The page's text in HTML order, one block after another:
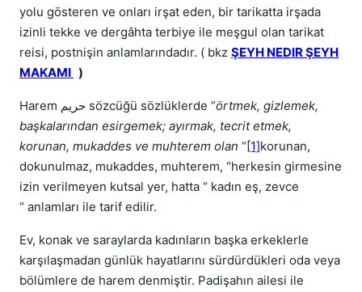
yolu gösteren ve onları irşat eden, bir tarikatta irşada
izinli tekke ve dergâhta terbiye ile meşgul olan tarikat
reisi, postnişin anlamlarındadır. ( bkz ŞEYH NEDIR ŞEYH
MAKAMI )
Harem حريم sözcüğü sözlüklerde “örtmek, gizlemek,
başkalarından esirgemek; ayırmak, tecrit etmek,
korunan, mukaddes ve muhterem olan “[1]korunan,
dokunulmaz, mukaddes, muhterem, “herkesin girmesine
izin verilmeyen kutsal yer, hatta “ kadın eş, zevce
“ anlamları ile tarif edilir.
Ev, konak ve saraylarda kadınların başka erkeklerle
karşılaşmadan günlük hayatlarını sürdürdükleri oda veya
bölümlere de harem denmiştir. Padişahın ailesi ile